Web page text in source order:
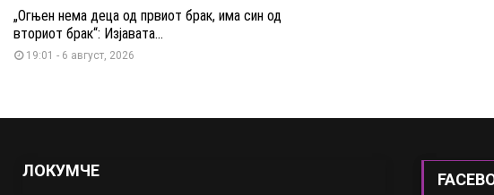
„Огњен нема деца од првиот брак, има син од
вториот брак“: Изјавата...
19:01 - 6 август, 2026
ЛОКУМЧЕ